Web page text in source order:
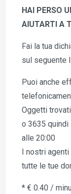
HAI PERSO
AIUTARTI A
Fai la tua
sul seguente
Puoi anche
Oggetti
o 3635 quindi
alle 20:00
I nostri
tutte le tue
* € 0.40 /